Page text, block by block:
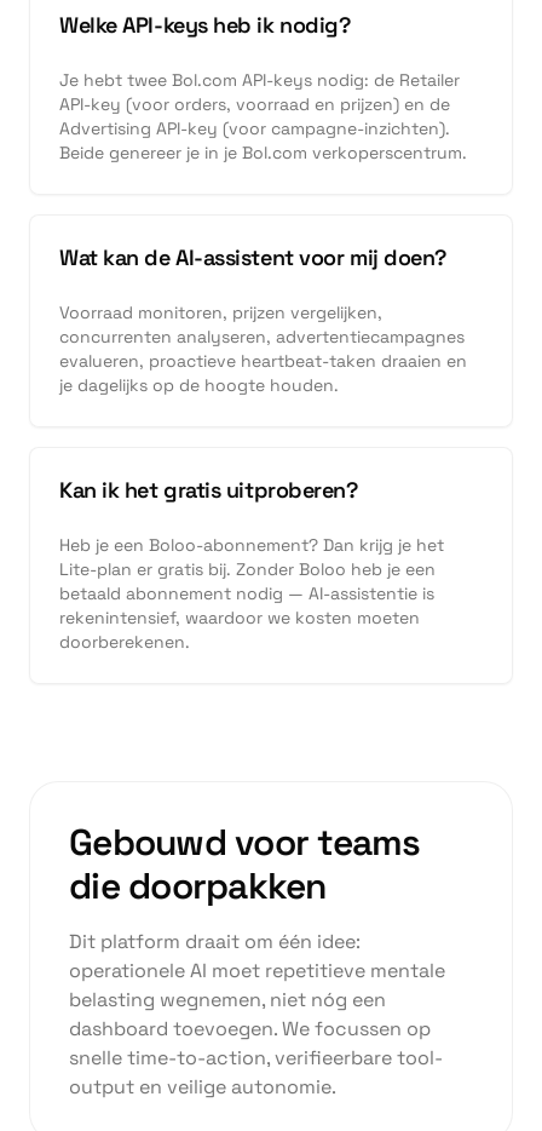
Welke API-keys heb ik nodig?
Je hebt twee Bol.com API-keys nodig: de Retailer
API-key (voor orders, voorraad en prijzen) en de
Advertising API-key (voor campagne-inzichten).
Beide genereer je in je Bol.com verkoperscentrum.
Wat kan de AI-assistent voor mij doen?
Voorraad monitoren, prijzen vergelijken,
concurrenten analyseren, advertentiecampagnes
evalueren, proactieve heartbeat-taken draaien en
je dagelijks op de hoogte houden.
Kan ik het gratis uitproberen?
Heb je een Boloo-abonnement? Dan krijg je het
Lite-plan er gratis bij. Zonder Boloo heb je een
betaald abonnement nodig — AI-assistentie is
rekenintensief, waardoor we kosten moeten
doorberekenen.
Gebouwd voor teams
die doorpakken
Dit platform draait om één idee:
operationele AI moet repetitieve mentale
belasting wegnemen, niet nóg een
dashboard toevoegen. We focussen op
snelle time-to-action, verifieerbare tool-
output en veilige autonomie.